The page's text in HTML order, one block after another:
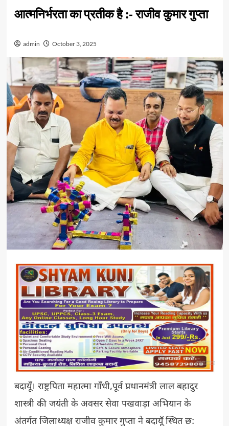
आत्मनिर्भरता का प्रतीक है :- राजीव कुमार गुप्ता
admin October 3, 2025
बदायूँ। राष्ट्रपिता महात्मा गाँधी,पूर्व प्रधानमंत्री लाल बहादुर
शास्त्री की जयंती के अवसर सेवा पखवाड़ा अभियान के
अंतर्गत जिलाध्यक्ष राजीव कुमार गुप्ता ने बदायूँ स्थित छ: